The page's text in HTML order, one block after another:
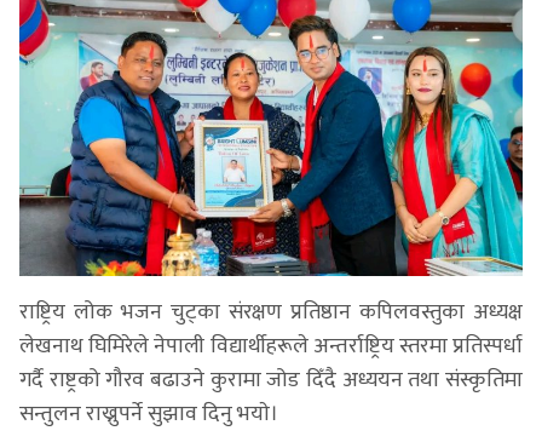
राष्ट्रिय लोक भजन चुट्का संरक्षण प्रतिष्ठान कपिलवस्तुका अध्यक्ष
लेखनाथ घिमिरेले नेपाली विद्यार्थीहरूले अन्तर्राष्ट्रिय स्तरमा प्रतिस्पर्धा
गर्दै राष्ट्रको गौरव बढाउने कुरामा जोड दिँदै अध्ययन तथा संस्कृतिमा
सन्तुलन राख्नुपर्ने सुझाव दिनु भयाे।